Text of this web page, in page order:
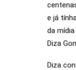
e já
da
Diza
Diza